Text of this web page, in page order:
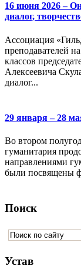
16 июня 2026 –
диалог,
Ассоциация
преподавателей
классов
Алексеевича
диалог...
29 января – 28
Во втором
гуманитария
направлениями
были посвящены
Поиск
Устав